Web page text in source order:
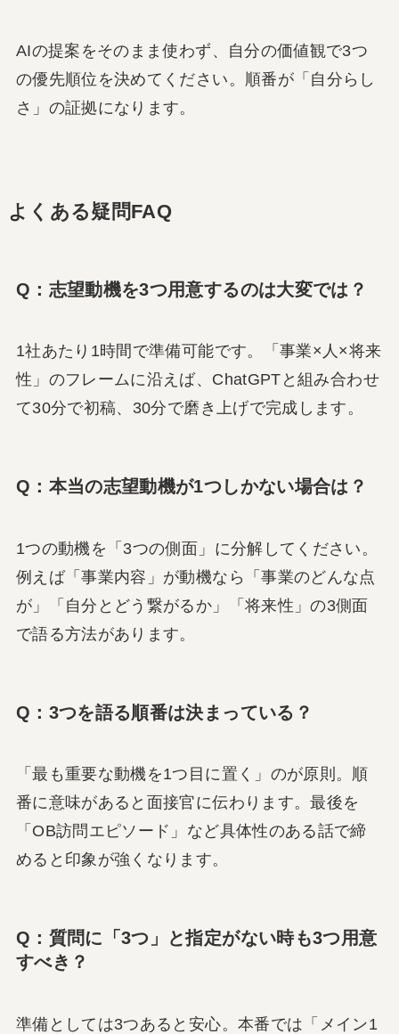
AIの提案をそのまま使わず、自分の価値観で3つ
の優先順位を決めてください。順番が「自分らし
さ」の証拠になります。
よくある疑問FAQ
Q：志望動機を3つ用意するのは大変では？
1社あたり1時間で準備可能です。「事業×人×将来
性」のフレームに沿えば、ChatGPTと組み合わせ
て30分で初稿、30分で磨き上げで完成します。
Q：本当の志望動機が1つしかない場合は？
1つの動機を「3つの側面」に分解してください。
例えば「事業内容」が動機なら「事業のどんな点
が」「自分とどう繋がるか」「将来性」の3側面
で語る方法があります。
Q：3つを語る順番は決まっている？
「最も重要な動機を1つ目に置く」のが原則。順
番に意味があると面接官に伝わります。最後を
「OB訪問エピソード」など具体性のある話で締
めると印象が強くなります。
Q：質問に「3つ」と指定がない時も3つ用意
すべき？
準備としては3つあると安心。本番では「メイン1